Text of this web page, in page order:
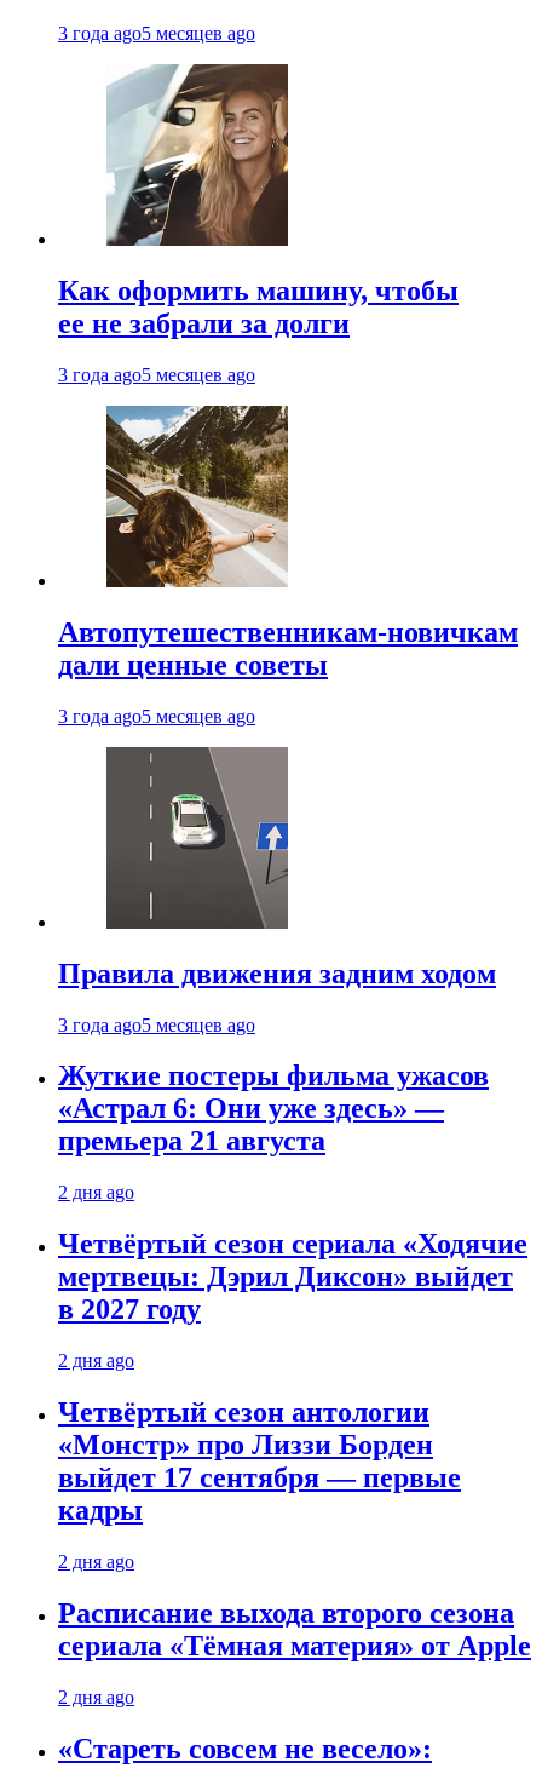
3 года ago5 месяцев ago
Как оформить машину, чтобы
ее не забрали за долги
3 года ago5 месяцев ago
Автопутешественникам-новичкам
дали ценные советы
3 года ago5 месяцев ago
Правила движения задним ходом
3 года ago5 месяцев ago
Жуткие постеры фильма ужасов
«Астрал 6: Они уже здесь» —
премьера 21 августа
2 дня ago
Четвёртый сезон сериала «Ходячие
мертвецы: Дэрил Диксон» выйдет
в 2027 году
2 дня ago
Четвёртый сезон антологии
«Монстр» про Лиззи Борден
выйдет 17 сентября — первые
кадры
2 дня ago
Расписание выхода второго сезона
сериала «Тёмная материя» от Apple
2 дня ago
«Стареть совсем не весело»: